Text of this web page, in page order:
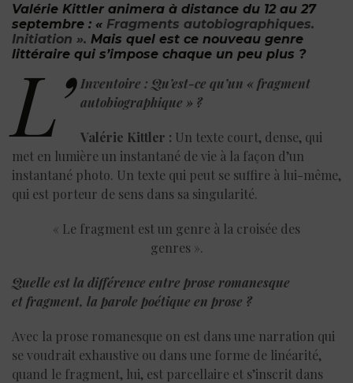
Valérie Kittler animera à distance du 12 au 27
septembre : « Fragments autobiographiques.
Initiation ». Mais quel est ce nouveau genre
littéraire qui s’impose chaque un peu plus ?
L’ Inventoire : Qu’est-ce qu’un « fragment
autobiographique » ?
Valérie Kittler : Un texte court, dense, qui
met en lumière un instantané de vie à la façon d’un
instantané photo. Un texte qui peut se suffire à lui-même,
qui est porteur de sens dans sa singularité.
« Le fragment est un genre à la croisée des
genres ».
Quelle est la différence entre prose romanesque
et fragment, la parole poétique en prose ?
Avec la prose romanesque on est dans une narration qui
se voudrait exhaustive ou dans une forme de linéarité,
quand le fragment, lui, est parcellaire et s’inscrit dans